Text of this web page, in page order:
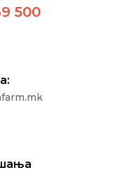
500